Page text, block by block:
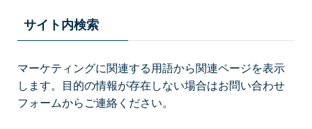
サイト内検索
マーケティングに関連する用語から関連ページを表示
します。目的の情報が存在しない場合はお問い合わせ
フォームからご連絡ください。